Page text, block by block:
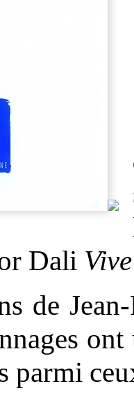
Dali
de
parmi